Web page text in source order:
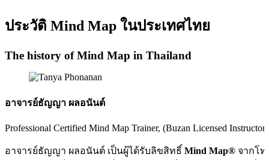
ประวัติ Mind Map ในประเทศไทย
The history of Mind Map in Thailand
อาจารย์ธัญญา ผลอนันต์
Professional Certified Mind Map Trainer, (Buzan Licensed
อาจารย์ธัญญา ผลอนันต์ เป็นผู้ได้รับลิขสิทธิ์ Mind Map® จากโ